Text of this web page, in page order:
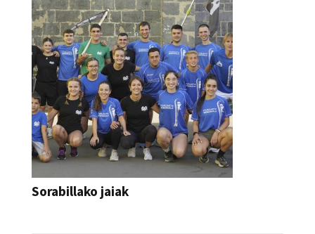
Sorabillako jaiak